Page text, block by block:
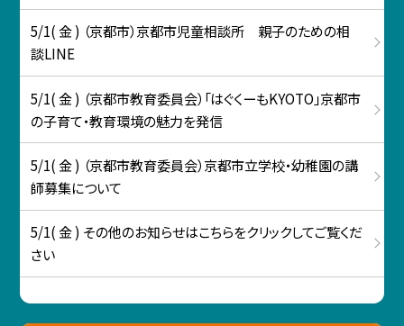
5/1( 金 ) （京都市）京都市児童相談所 親子のための相
談LINE
5/1( 金 ) （京都市教育委員会）「はぐくーもKYOTO」京都市
の子育て・教育環境の魅力を発信
5/1( 金 ) （京都市教育委員会）京都市立学校・幼稚園の講
師募集について
5/1( 金 ) その他のお知らせはこちらをクリックしてご覧くだ
さい